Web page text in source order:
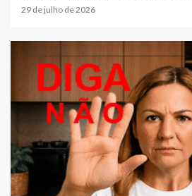
29 de julho de 2026